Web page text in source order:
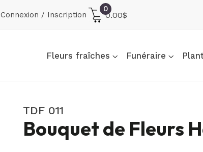
Connexion / Inscription
0
0.00$
Fleurs fraîches Funéraire
TDF 011
Bouquet de Fleurs